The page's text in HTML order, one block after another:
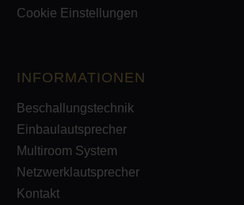
Cookie Einstellungen
INFORMATIONEN
Beschallungstechnik
Einbaulautsprecher
Multiroom System
Netzwerklautsprecher
Kontakt